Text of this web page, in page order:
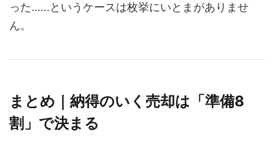
った……というケースは枚挙にいとまがありませ
ん。
まとめ｜納得のいく売却は「準備8
割」で決まる